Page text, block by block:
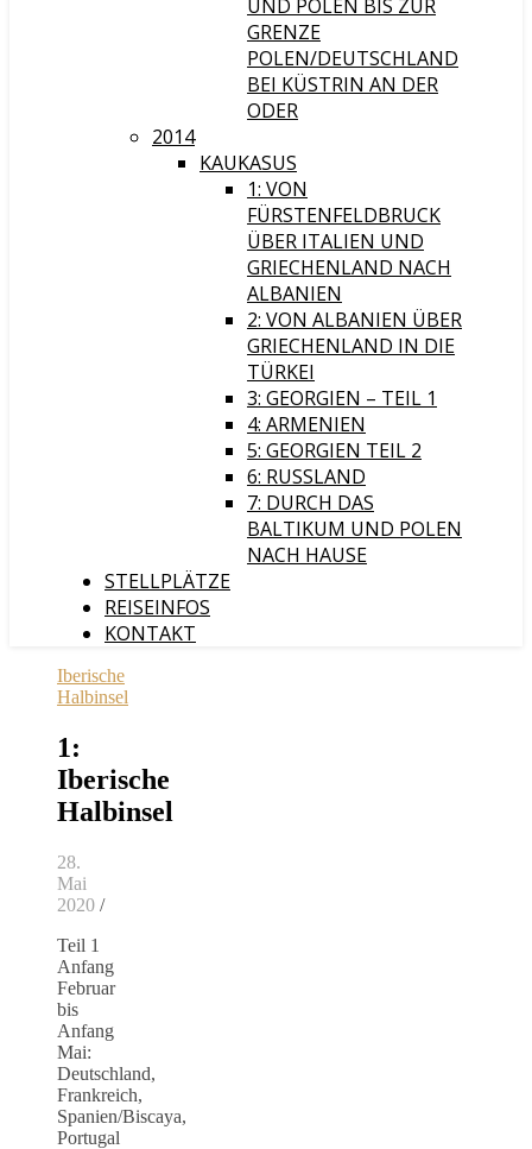
UND POLEN BIS ZUR
GRENZE
POLEN/DEUTSCHLAND
BEI KÜSTRIN AN DER
ODER
2014
KAUKASUS
1: VON
FÜRSTENFELDBRUCK
ÜBER ITALIEN UND
GRIECHENLAND NACH
ALBANIEN
2: VON ALBANIEN ÜBER
GRIECHENLAND IN DIE
TÜRKEI
3: GEORGIEN – TEIL 1
4: ARMENIEN
5: GEORGIEN TEIL 2
6: RUSSLAND
7: DURCH DAS
BALTIKUM UND POLEN
NACH HAUSE
STELLPLÄTZE
REISEINFOS
KONTAKT
Iberische
Halbinsel
1:
Iberische
Halbinsel
28.
Mai
2020 /
Teil 1
Anfang
Februar
bis
Anfang
Mai:
Deutschland,
Frankreich,
Spanien/Biscaya,
Portugal